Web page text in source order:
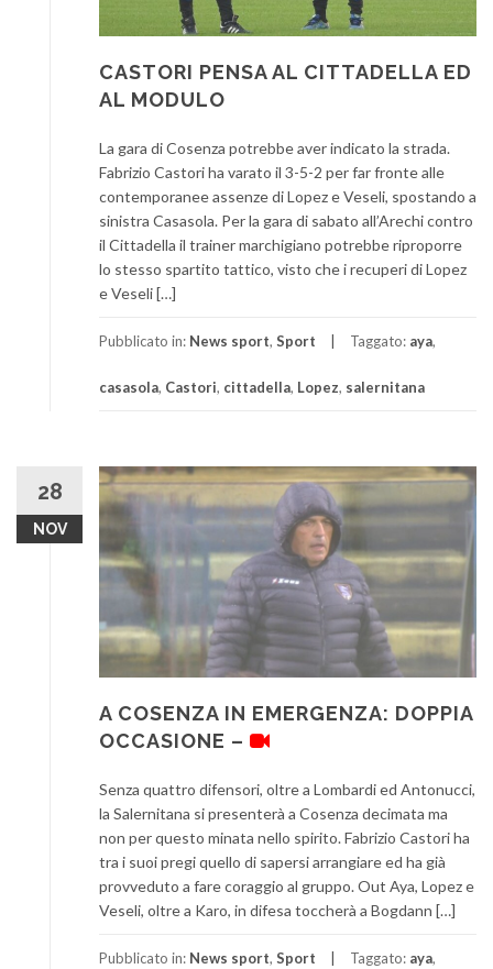
CASTORI PENSA AL CITTADELLA ED
AL MODULO
La gara di Cosenza potrebbe aver indicato la strada.
Fabrizio Castori ha varato il 3-5-2 per far fronte alle
contemporanee assenze di Lopez e Veseli, spostando a
sinistra Casasola. Per la gara di sabato all’Arechi contro
il Cittadella il trainer marchigiano potrebbe riproporre
lo stesso spartito tattico, visto che i recuperi di Lopez
e Veseli […]
Pubblicato in: News sport, Sport Taggato: aya,
casasola, Castori, cittadella, Lopez, salernitana
28
NOV
A COSENZA IN EMERGENZA: DOPPIA
OCCASIONE –
Senza quattro difensori, oltre a Lombardi ed Antonucci,
la Salernitana si presenterà a Cosenza decimata ma
non per questo minata nello spirito. Fabrizio Castori ha
tra i suoi pregi quello di sapersi arrangiare ed ha già
provveduto a fare coraggio al gruppo. Out Aya, Lopez e
Veseli, oltre a Karo, in difesa toccherà a Bogdann […]
Pubblicato in: News sport, Sport Taggato: aya,